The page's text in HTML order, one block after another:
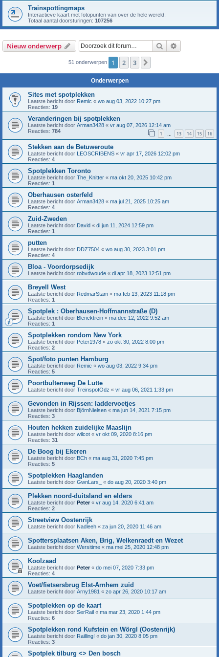
Trainspottingmaps
Interactieve kaart met fotopunten van over de hele wereld.
Totaal aantal doorsturingen: 107256
Nieuw onderwerp Zoek
51 onderwerpen 1 2 3
Onderwerpen
Sites met spotplekken
Laatste bericht door Remic « wo aug 03, 2022 10:27 pm
Reacties: 19
Veranderingen bij spotplekken
Laatste bericht door Arman3428 « vr aug 07, 2026 12:14 am
Reacties: 784 1 13 14 15 16
Stekken aan de Betuweroute
Laatste bericht door LEOSCRIBENS « vr apr 17, 2026 12:02 pm
Reacties: 4
Spotplekken Toronto
Laatste bericht door The_Knitter « ma okt 20, 2025 10:42 pm
Reacties: 1
Oberhausen osterfeld
Laatste bericht door Arman3428 « ma jul 21, 2025 10:25 am
Reacties: 4
Zuid-Zweden
Laatste bericht door David « di jun 11, 2024 12:59 pm
Reacties: 1
putten
Laatste bericht door DDZ7504 « wo aug 30, 2023 3:01 pm
Reacties: 4
Bloa - Voordorpsedijk
Laatste bericht door robvdwoude « di apr 18, 2023 12:51 pm
Breyell West
Laatste bericht door RedmarStam « ma feb 13, 2023 11:18 pm
Reacties: 1
Spotplek : Oberhausen-Hoffmannstraße (D)
Laatste bericht door Blericktrein « ma dec 12, 2022 9:52 am
Reacties: 1
Spotplekken rondom New York
Laatste bericht door Peter1978 « zo okt 30, 2022 8:00 pm
Reacties: 2
Spot/foto punten Hamburg
Laatste bericht door Remic « wo aug 03, 2022 9:34 pm
Reacties: 5
Poortbultenweg De Lutte
Laatste bericht door TreinspotOdz « vr aug 06, 2021 1:33 pm
Gevonden in Rijssen: laddervoetjes
Laatste bericht door BjörnNielsen « ma jun 14, 2021 7:15 pm
Reacties: 3
Houten hekken zuidelijke Maaslijn
Laatste bericht door wilcot « vr okt 09, 2020 8:16 pm
Reacties: 31
De Boog bij Ekeren
Laatste bericht door BCh « ma aug 31, 2020 7:45 pm
Reacties: 5
Spotplekken Haaglanden
Laatste bericht door GwnLars_ « do aug 20, 2020 3:40 pm
Plekken noord-duitsland en elders
Laatste bericht door Peter « vr aug 14, 2020 6:41 am
Reacties: 2
Streetview Oostenrijk
Laatste bericht door Nadleeh « za jun 20, 2020 11:46 am
Spottersplaatsen Aken, Brig, Welkenraedt en Wezet
Laatste bericht door Wersitime « ma mei 25, 2020 12:48 pm
Koolzaad
Laatste bericht door Peter« do mei 07, 2020 7:33 pm
Reacties: 4
Voet/fietsersbrug Elst-Arnhem zuid
Laatste bericht door Arny1981 « zo apr 26, 2020 10:17 am
Spotplekken op de kaart
Laatste bericht door SerRail « ma mar 23, 2020 1:44 pm
Reacties: 6
Spotplekken rond Kufstein en Wörgl (Oostenrijk)
Laatste bericht door Railling! « do jan 30, 2020 8:05 pm
Reacties: 3
Spotplek tilburg <> Den bosch